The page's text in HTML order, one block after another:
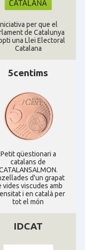
Valley
DC
als Estats
(New York)
als Estats
a Boston
a Chicago
a Houston
per que el
de Catalunya
una Llei Electoral
Catalana
5centims
Petit qüestionari a
catalans de
d'un grapat
vides viscudes amb
i en català per
tot el món
IDCAT